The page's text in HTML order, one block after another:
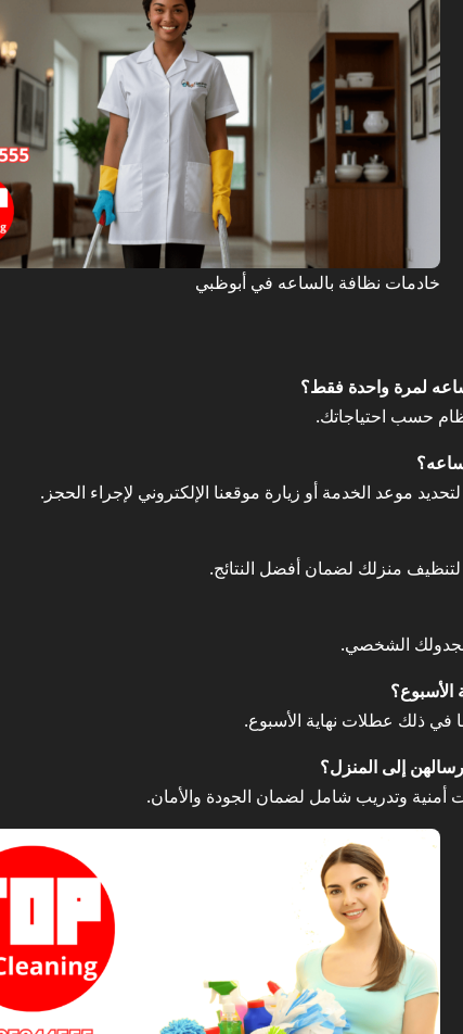
خادمات نظافة بالساعه في أبوظبي
حسب احتياجاتك.
لتنظيف منزلك لضمان أفضل النتائج.
لجدولك الشخصي.
في ذلك عطلات نهاية الأسبوع.
وتدريب شامل لضمان الجودة والأمان.